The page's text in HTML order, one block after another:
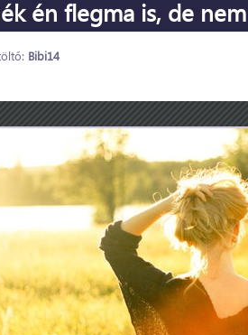
én flegma is, de
Bibi14